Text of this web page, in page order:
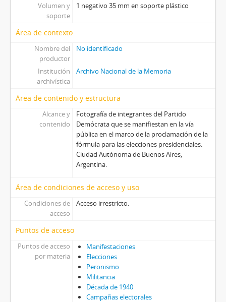
Volumen y
soporte
1 negativo 35 mm en soporte plástico
Área de contexto
Nombre del
productor
No identificado
Institución
archivística
Archivo Nacional de la Memoria
Área de contenido y estructura
Alcance y
contenido
Fotografía de integrantes del Partido
Demócrata que se manifiestan en la vía
pública en el marco de la proclamación de la
fórmula para las elecciones presidenciales.
Ciudad Autónoma de Buenos Aires,
Argentina.
Área de condiciones de acceso y uso
Condiciones de
acceso
Acceso irrestricto.
Puntos de acceso
Puntos de acceso
por materia
Manifestaciones
Elecciones
Peronismo
Militancia
Década de 1940
Campañas electorales